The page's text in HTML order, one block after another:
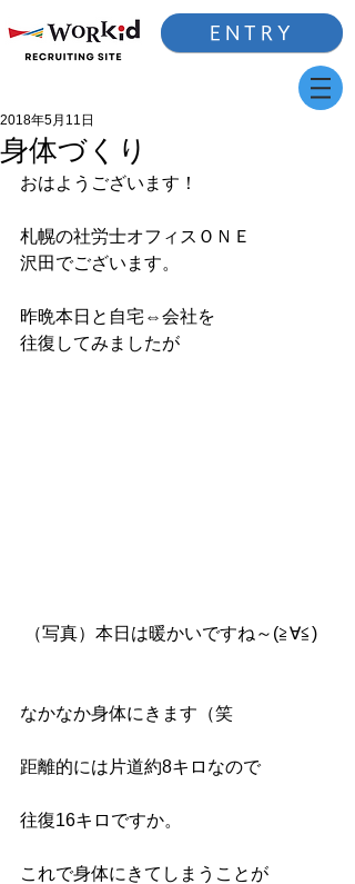
ENTRY
身体づくり
2018年5月11日
おはようございます！
札幌の社労士オフィスＯＮＥ
沢田でございます。
昨晩本日と自宅⇔会社を
往復してみましたが
（写真）本日は暖かいですね～(≧∀≦)
なかなか身体にきます（笑
距離的には片道約8キロなので
往復16キロですか。
これで身体にきてしまうことが